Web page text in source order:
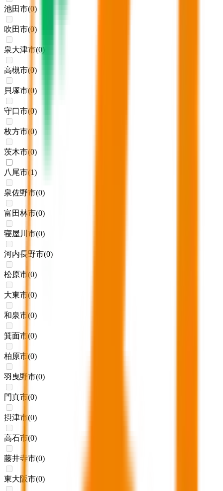
池田市(0)
吹田市(0)
泉大津市(0)
高槻市(0)
貝塚市(0)
守口市(0)
枚方市(0)
茨木市(0)
八尾市(1)
泉佐野市(0)
富田林市(0)
寝屋川市(0)
河内長野市(0)
松原市(0)
大東市(0)
和泉市(0)
箕面市(0)
柏原市(0)
羽曳野市(0)
門真市(0)
摂津市(0)
高石市(0)
藤井寺市(0)
東大阪市(0)